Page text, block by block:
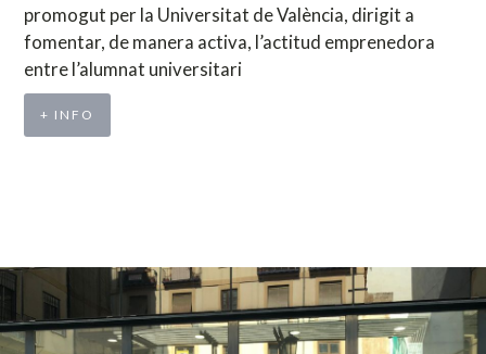
promogut per la Universitat de València, dirigit a
fomentar, de manera activa, l’actitud emprenedora
entre l’alumnat universitari
+ INFO